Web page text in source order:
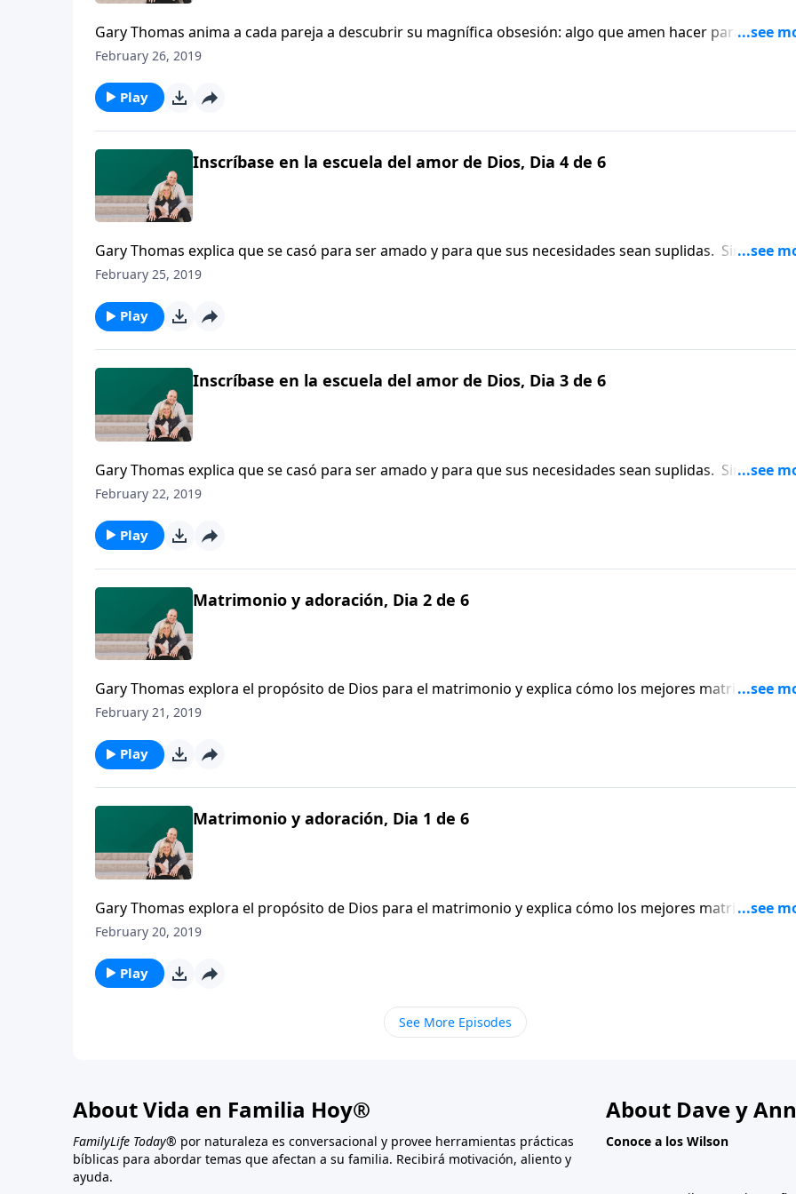
Gary Thomas anima a cada pareja a descubrir su magnífica obsesión: algo que amen hacer para la
de Dios.
February 26, 2019
Play
Inscríbase en la escuela del amor de Dios, Dia 4 de 6
Gary Thomas explica que se casó para ser amado y para que sus necesidades sean suplidas. Sin
después de más de 20 años de matrimonio, Gary se ha dado cuenta de que su mayor necesidad no es
February 25, 2019
Play
Inscríbase en la escuela del amor de Dios, Dia 3 de 6
Gary Thomas explica que se casó para ser amado y para que sus necesidades sean suplidas. Sin
después de más de 20 años de matrimonio, Gary se ha dado cuenta de que su mayor necesidad no es
February 22, 2019
Play
Matrimonio y adoración, Dia 2 de 6
Gary Thomas explora el propósito de Dios para el matrimonio y explica cómo los mejores matrimonios
los que están sumergidos en la adoración
February 21, 2019
Play
Matrimonio y adoración, Dia 1 de 6
Gary Thomas explora el propósito de Dios para el matrimonio y explica cómo los mejores matrimonios
los que están sumergidos en la adoración
February 20, 2019
Play
See More Episodes
About Vida en Familia Hoy®
FamilyLife Today® por naturaleza es conversacional y provee herramientas prácticas
bíblicas para abordar temas que afectan a su familia. Recibirá motivación, aliento y
ayuda.
About Dave y
Conoce a los Wilson